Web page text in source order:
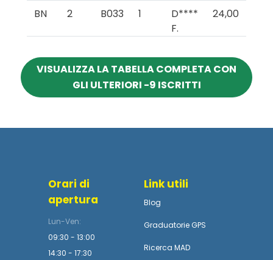
BN
2 B033 1
D****
F.
24,00
VISUALIZZA LA TABELLA COMPLETA CON
GLI ULTERIORI -9 ISCRITTI
Orari di
apertura
Lun-Ven:
09:30 - 13:00
14:30 - 17:30
Link utili
Blog
Graduatorie GPS
Ricerca MAD